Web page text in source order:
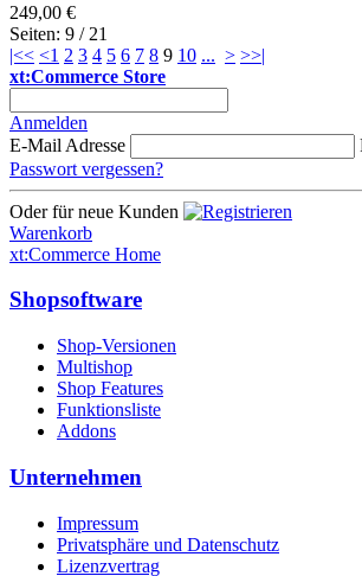
249,00 €
Seiten: 9 / 21
|<< <1 2 3 4 5 6 7 8 9 10 ... > >>|
xt:Commerce Store
Anmelden
E-Mail Adresse
Passwort vergessen?
Oder für neue Kunden
Warenkorb
xt:Commerce Home
Shopsoftware
Shop-Versionen
Multishop
Shop Features
Funktionsliste
Addons
Unternehmen
Impressum
Privatsphäre und Datenschutz
Lizenzvertrag